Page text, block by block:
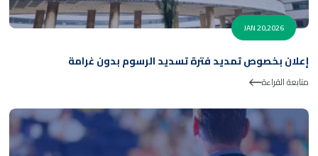
JAN 20,2026
إعلان بخصوص تمديد فترة تسديد الرسوم بدون غرامة
متابعة القراءة